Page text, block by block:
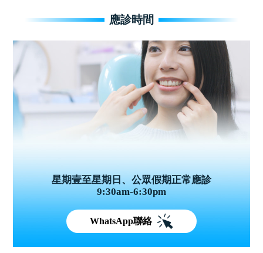
應診時間
星期壹至星期日、公眾假期正常應診
9:30am-6:30pm
WhatsApp聯絡